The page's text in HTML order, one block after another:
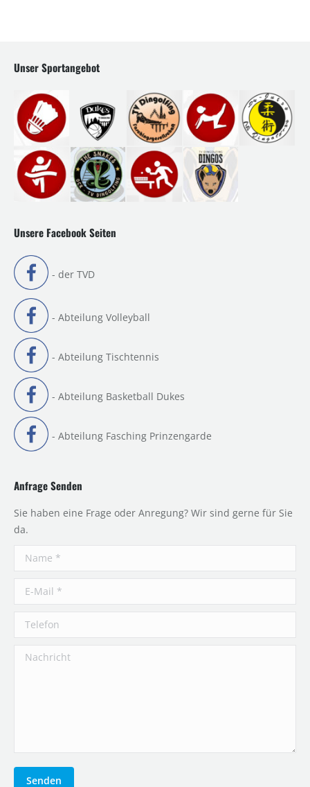
Unser Sportangebot
Unsere Facebook Seiten
- der TVD
- Abteilung Volleyball
- Abteilung Tischtennis
- Abteilung Basketball Dukes
- Abteilung Fasching Prinzengarde
Anfrage Senden
Sie haben eine Frage oder Anregung? Wir sind gerne für Sie
da.
Name *
E-Mail *
Telefon
Nachricht
Senden